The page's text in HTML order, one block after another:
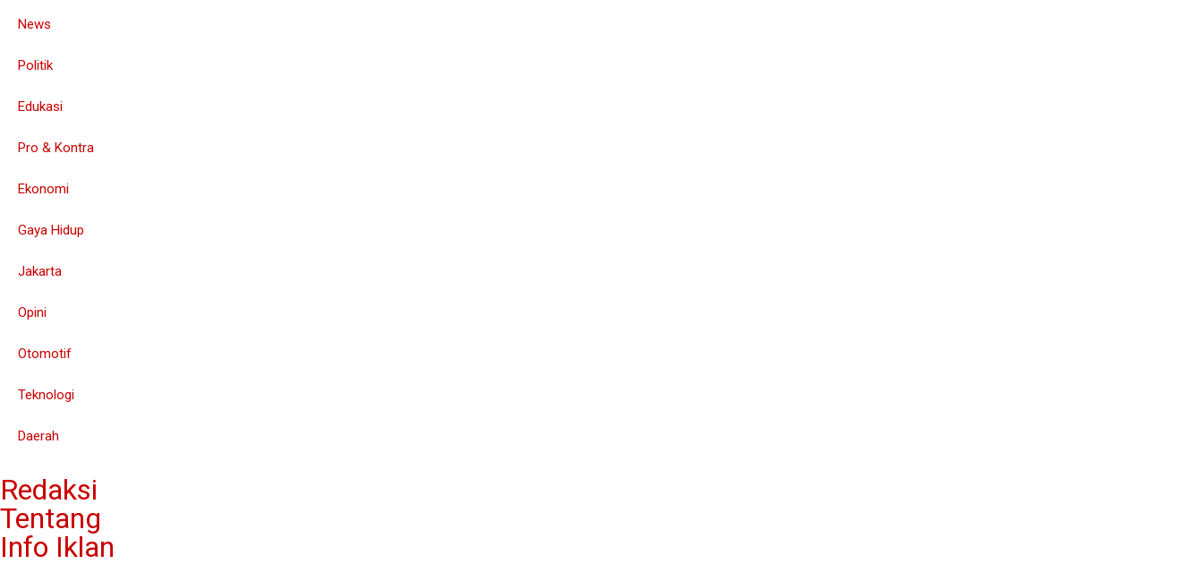
News
Politik
Edukasi
Pro & Kontra
Ekonomi
Gaya Hidup
Jakarta
Opini
Otomotif
Teknologi
Daerah
Redaksi
Tentang
Info Iklan